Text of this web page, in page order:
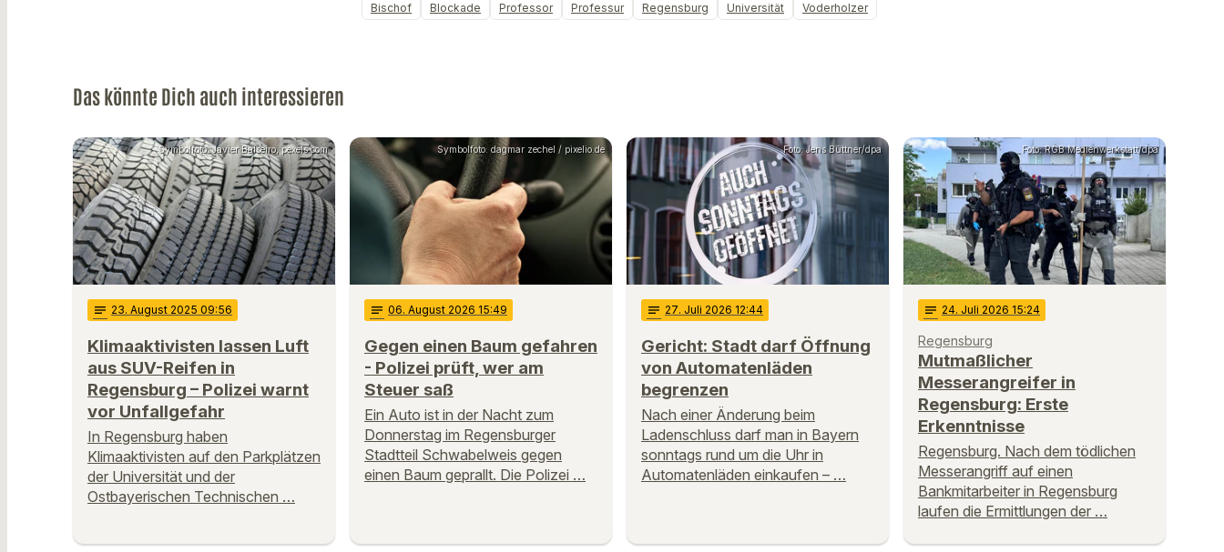
Bischof Blockade Professor Professur Regensburg Universität Voderholzer
Das könnte Dich auch interessieren
Symbolfoto: Javier Balseiro, pexels.com
notes 23. August 2025 09:56
Klimaaktivisten lassen Luft
aus SUV-Reifen in
Regensburg – Polizei warnt
vor Unfallgefahr
In Regensburg haben
Klimaaktivisten auf den Parkplätzen
der Universität und der
Ostbayerischen Technischen …
Symbolfoto: dagmar zechel / pixelio.de
notes 06. August 2026 15:49
Gegen einen Baum gefahren
- Polizei prüft, wer am
Steuer saß
Ein Auto ist in der Nacht zum
Donnerstag im Regensburger
Stadtteil Schwabelweis gegen
einen Baum geprallt. Die Polizei …
Foto: Jens Büttner/dpa
notes 27. Juli 2026 12:44
Gericht: Stadt darf Öffnung
von Automatenläden
begrenzen
Nach einer Änderung beim
Ladenschluss darf man in Bayern
sonntags rund um die Uhr in
Automatenläden einkaufen – …
Foto: RGB Medienwerkstatt/dpa
notes 24. Juli 2026 15:24
Regensburg
Mutmaßlicher
Messerangreifer in
Regensburg: Erste
Erkenntnisse
Regensburg. Nach dem tödlichen
Messerangriff auf einen
Bankmitarbeiter in Regensburg
laufen die Ermittlungen der …